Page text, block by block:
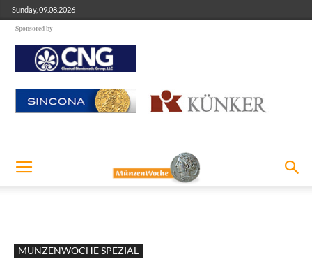
Sunday, 09.08.2026
Sponsored by
MÜNZENWOCHE SPEZIAL